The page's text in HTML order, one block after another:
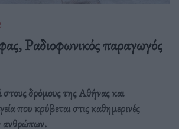
Ραδιοφωνικός παραγωγός
δρόμους της Αθήνας και
που κρύβεται στις καθημερινές
ανθρώπων.